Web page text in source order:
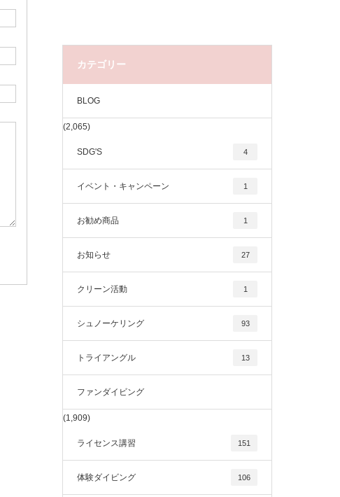
カテゴリー
BLOG
(2,065)
SDG'S 4
イベント・キャンペーン 1
お勧め商品 1
お知らせ 27
クリーン活動 1
シュノーケリング 93
トライアングル 13
ファンダイビング
(1,909)
ライセンス講習 151
体験ダイビング 106